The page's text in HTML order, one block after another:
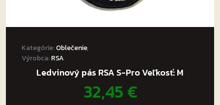
Kategórie:Oblečenie,
Výrobca:RSA
Ledvinový pás RSA S-Pro Veľkosť: M
32,45€